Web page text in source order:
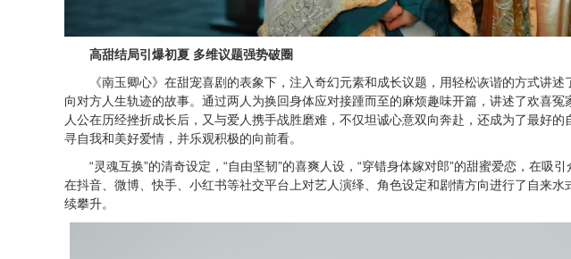
高甜结局引爆初夏 多维议题强势破圈
《南玉卿心》在甜宠喜剧的表象下，注入奇幻元素和成长议题，用轻松诙谐的方式讲
向对方人生轨迹的故事。通过两人为换回身体应对接踵而至的麻烦趣味开篇，讲述了欢喜
人公在历经挫折成长后，又与爱人携手战胜磨难，不仅坦诚心意双向奔赴，还成为了最好
寻自我和美好爱情，并乐观积极的向前看。
“灵魂互换”的清奇设定，“自由坚韧”的喜爽人设，“穿错身体嫁对郎”的甜蜜爱恋，在吸
在抖音、微博、快手、小红书等社交平台上对艺人演绎、角色设定和剧情方向进行了自来
续攀升。